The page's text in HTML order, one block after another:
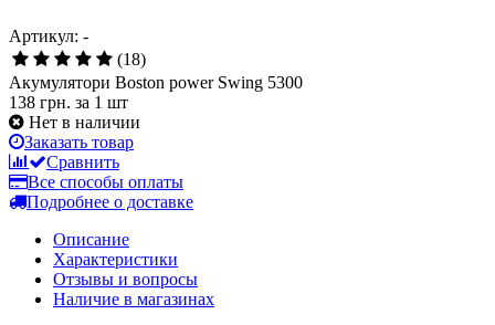
Артикул: -
(18)
Акумулятори Boston power Swing 5300
138 грн. за 1 шт
Нет в наличии
Заказать товар
Сравнить
Все способы оплаты
Подробнее о доставке
Описание
Характеристики
Отзывы и вопросы
Наличие в магазинах